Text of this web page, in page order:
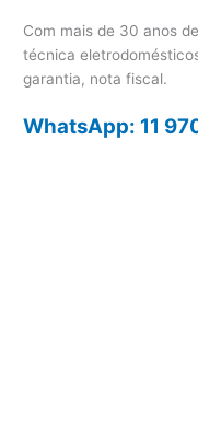
Com mais de 30 anos
técnica
garantia, nota fiscal.
WhatsApp: 11